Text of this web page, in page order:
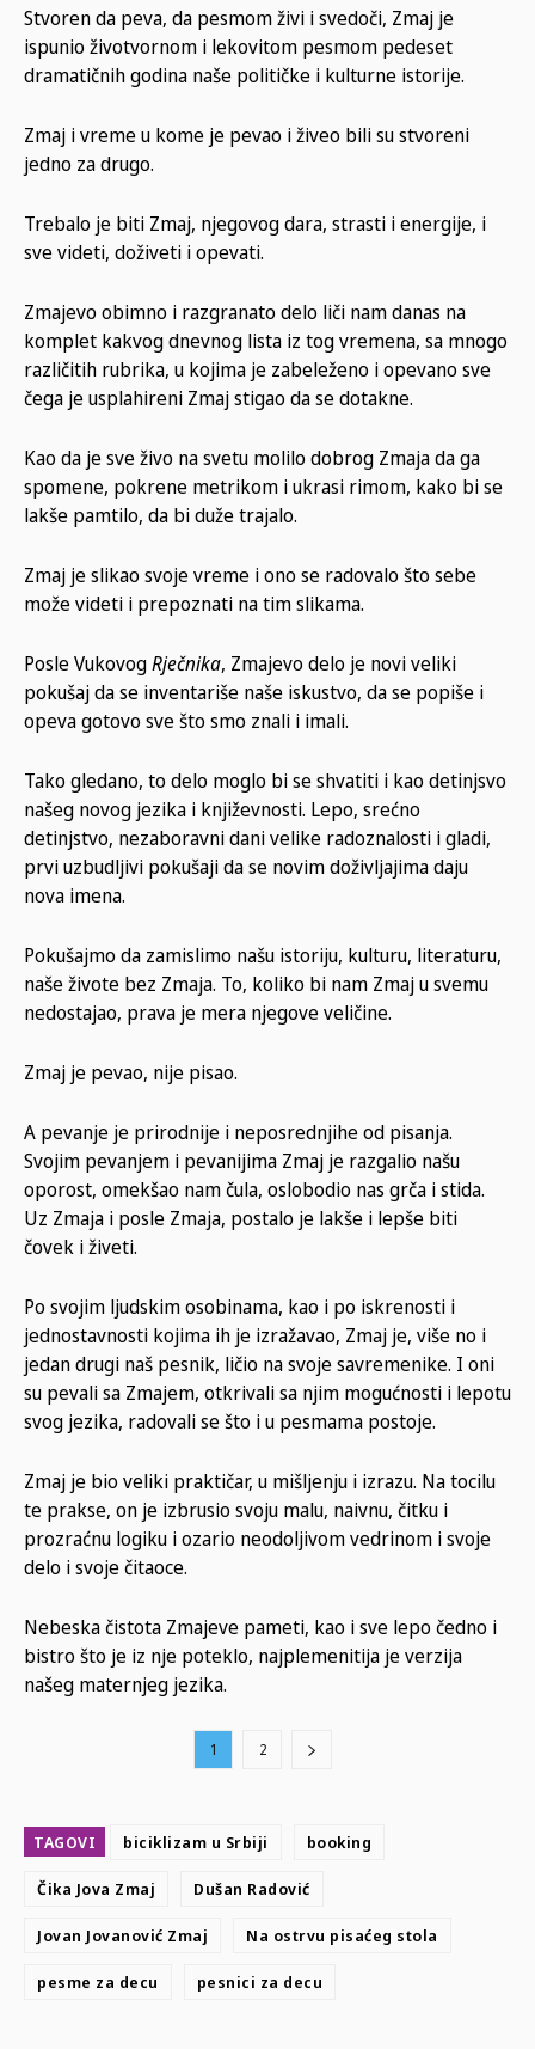
Stvoren da peva, da pesmom živi i svedoči, Zmaj je
ispunio životvornom i lekovitom pesmom pedeset
dramatičnih godina naše političke i kulturne istorije.
Zmaj i vreme u kome je pevao i živeo bili su stvoreni
jedno za drugo.
Trebalo je biti Zmaj, njegovog dara, strasti i energije, i
sve videti, doživeti i opevati.
Zmajevo obimno i razgranato delo liči nam danas na
komplet kakvog dnevnog lista iz tog vremena, sa mnogo
različitih rubrika, u kojima je zabeleženo i opevano sve
čega je usplahireni Zmaj stigao da se dotakne.
Kao da je sve živo na svetu molilo dobrog Zmaja da ga
spomene, pokrene metrikom i ukrasi rimom, kako bi se
lakše pamtilo, da bi duže trajalo.
Zmaj je slikao svoje vreme i ono se radovalo što sebe
može videti i prepoznati na tim slikama.
Posle VukovogRječnika, Zmajevo delo je novi veliki
pokušaj da se inventariše naše iskustvo, da se popiše i
opeva gotovo sve što smo znali i imali.
Tako gledano, to delo moglo bi se shvatiti i kao detinjsvo
našeg novog jezika i književnosti. Lepo, srećno
detinjstvo, nezaboravni dani velike radoznalosti i gladi,
prvi uzbudljivi pokušaji da se novim doživljajima daju
nova imena.
Pokušajmo da zamislimo našu istoriju, kulturu, literaturu,
naše živote bez Zmaja. To, koliko bi nam Zmaj u svemu
nedostajao, prava je mera njegove veličine.
Zmaj je pevao, nije pisao.
A pevanje je prirodnije i neposrednjihe od pisanja.
Svojim pevanjem i pevanijima Zmaj je razgalio našu
oporost, omekšao nam čula, oslobodio nas grča i stida.
Uz Zmaja i posle Zmaja, postalo je lakše i lepše biti
čovek i živeti.
Po svojim ljudskim osobinama, kao i po iskrenosti i
jednostavnosti kojima ih je izražavao, Zmaj je, više no i
jedan drugi naš pesnik, ličio na svoje savremenike. I oni
su pevali sa Zmajem, otkrivali sa njim mogućnosti i lepotu
svog jezika, radovali se što i u pesmama postoje.
Zmaj je bio veliki praktičar, u mišljenju i izrazu. Na tocilu
te prakse, on je izbrusio svoju malu, naivnu, čitku i
prozraćnu logiku i ozario neodoljivom vedrinom i svoje
delo i svoje čitaoce.
Nebeska čistota Zmajeve pameti, kao i sve lepo čedno i
bistro što je iz nje poteklo, najplemenitija je verzija
našeg maternjeg jezika.
1 2
TAGOVI biciklizam u Srbiji booking
Čika Jova Zmaj Dušan Radović
Jovan Jovanović Zmaj Na ostrvu pisaćeg stola
pesme za decu pesnici za decu